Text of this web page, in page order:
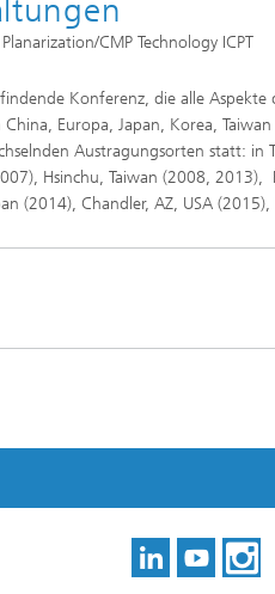
CMP Technology ICPT
Konferenz, die alle
Europa, Japan, Korea,
Austragungsorten statt: in
Hsinchu, Taiwan (2008,
(2014), Chandler, AZ, USA